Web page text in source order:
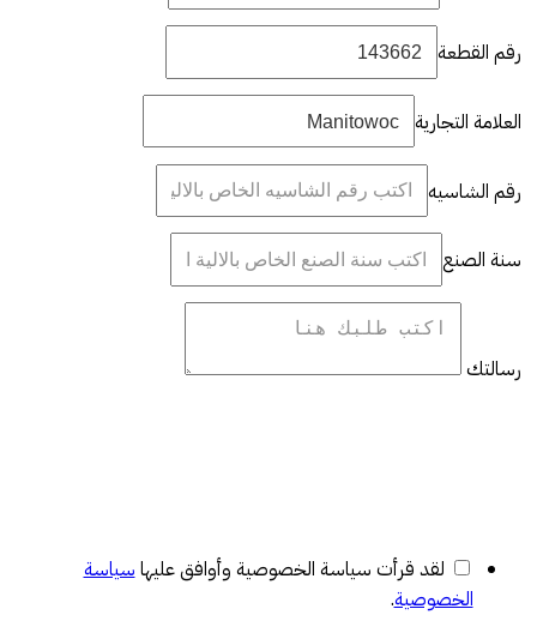
رقم القطعة
العلامة التجارية
رقم الشاسيه
سنة الصنع
رسالتك
لقد قرأت سياسة الخصوصية وأوافق عليها سياسة
الخصوصية.